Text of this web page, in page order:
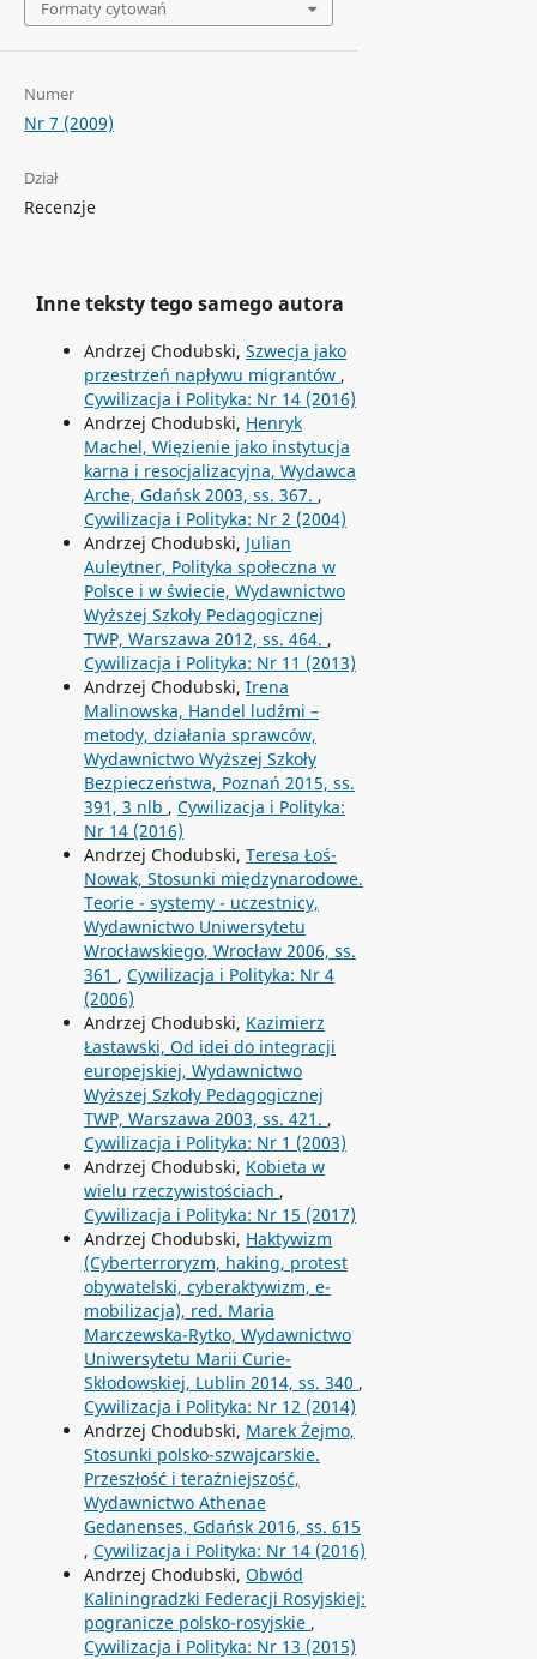
Formaty cytowań
Numer
Nr 7 (2009)
Dział
Recenzje
Inne teksty tego samego autora
Andrzej Chodubski, Szwecja jako
przestrzeń napływu migrantów ,
Cywilizacja i Polityka: Nr 14 (2016)
Andrzej Chodubski, Henryk
Machel, Więzienie jako instytucja
karna i resocjalizacyjna, Wydawca
Arche, Gdańsk 2003, ss. 367. ,
Cywilizacja i Polityka: Nr 2 (2004)
Andrzej Chodubski, Julian
Auleytner, Polityka społeczna w
Polsce i w świecie, Wydawnictwo
Wyższej Szkoły Pedagogicznej
TWP, Warszawa 2012, ss. 464. ,
Cywilizacja i Polityka: Nr 11 (2013)
Andrzej Chodubski, Irena
Malinowska, Handel ludźmi –
metody, działania sprawców,
Wydawnictwo Wyższej Szkoły
Bezpieczeństwa, Poznań 2015, ss.
391, 3 nlb , Cywilizacja i Polityka:
Nr 14 (2016)
Andrzej Chodubski, Teresa Łoś-
Nowak, Stosunki międzynarodowe.
Teorie - systemy - uczestnicy,
Wydawnictwo Uniwersytetu
Wrocławskiego, Wrocław 2006, ss.
361 , Cywilizacja i Polityka: Nr 4
(2006)
Andrzej Chodubski, Kazimierz
Łastawski, Od idei do integracji
europejskiej, Wydawnictwo
Wyższej Szkoły Pedagogicznej
TWP, Warszawa 2003, ss. 421. ,
Cywilizacja i Polityka: Nr 1 (2003)
Andrzej Chodubski, Kobieta w
wielu rzeczywistościach ,
Cywilizacja i Polityka: Nr 15 (2017)
Andrzej Chodubski, Haktywizm
(Cyberterroryzm, haking, protest
obywatelski, cyberaktywizm, e-
mobilizacja), red. Maria
Marczewska-Rytko, Wydawnictwo
Uniwersytetu Marii Curie-
Skłodowskiej, Lublin 2014, ss. 340 ,
Cywilizacja i Polityka: Nr 12 (2014)
Andrzej Chodubski, Marek Żejmo,
Stosunki polsko-szwajcarskie.
Przeszłość i teraźniejszość,
Wydawnictwo Athenae
Gedanenses, Gdańsk 2016, ss. 615
, Cywilizacja i Polityka: Nr 14 (2016)
Andrzej Chodubski, Obwód
Kaliningradzki Federacji Rosyjskiej:
pogranicze polsko-rosyjskie ,
Cywilizacja i Polityka: Nr 13 (2015)